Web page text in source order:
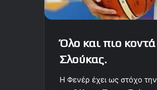
Όλο και πιο
Σλούκας.
Η Φενέρ έχει ως στόχο